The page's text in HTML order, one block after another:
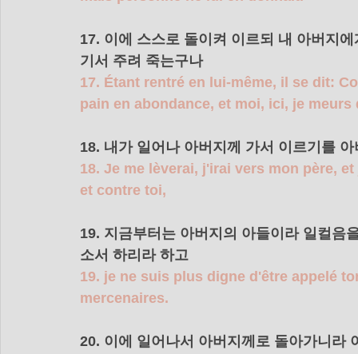
17. 이에 스스로 돌이켜 이르되 내 아버지
기서 주려 죽는구나
17. Étant rentré en lui-même, il se dit:
pain en abondance, et moi, ici, je meurs
18. 내가 일어나 아버지께 가서 이르기를
18. Je me lèverai, j'irai vers mon père,
et contre toi,
19. 지금부터는 아버지의 아들이라 일컬음
소서 하리라 하고
19. je ne suis plus digne d'être appelé
mercenaires.
20. 이에 일어나서 아버지께로 돌아가니라